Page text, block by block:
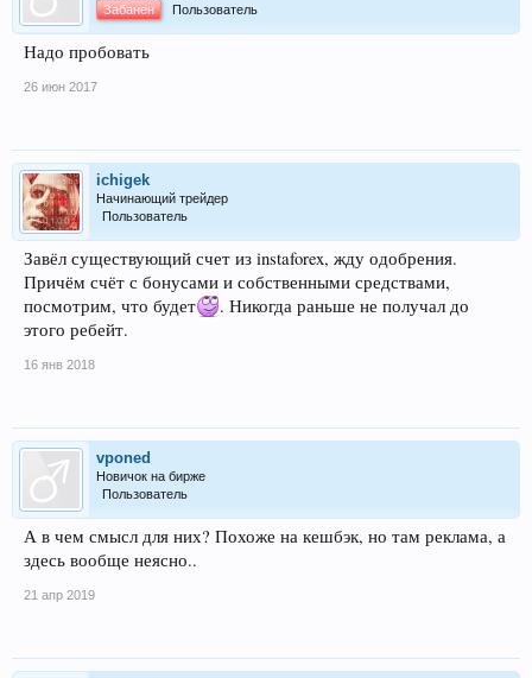
Забанен
Пользователь
Надо пробовать
26 июн 2017
ichigek
Начинающий трейдер
Пользователь
Завёл существующий счет из instaforex, жду одобрения.
Причём счёт с бонусами и собственными средствами,
посмотрим, что будет
. Никогда раньше не получал до
этого ребейт.
16 янв 2018
vponed
Новичок на бирже
Пользователь
А в чем смысл для них? Похоже на кешбэк, но там реклама, а
здесь вообще неясно..
21 апр 2019